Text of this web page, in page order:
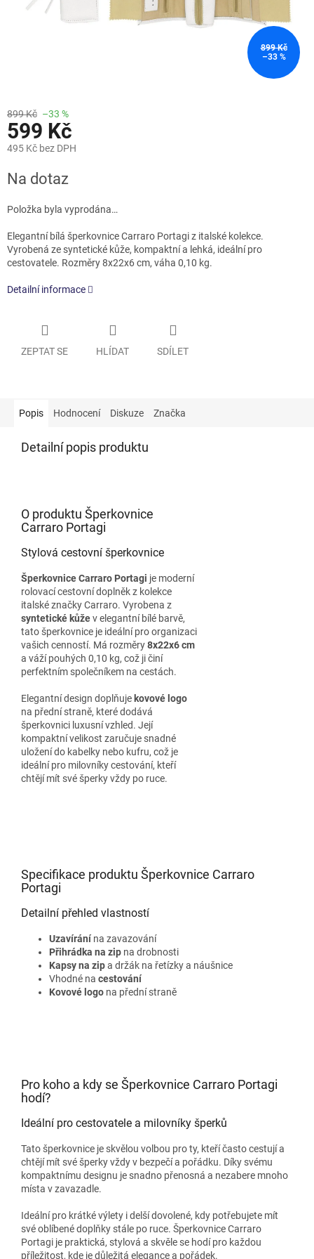
899 Kč
–33 %
899 Kč –33 %
599 Kč
495 Kč bez DPH
cena:
Na dotaz
Položka byla vyprodána…
Elegantní bílá šperkovnice Carraro Portagi z italské kolekce.
Vyrobená ze syntetické kůže, kompaktní a lehká, ideální pro
cestovatele. Rozměry 8x22x6 cm, váha 0,10 kg.
Detailní informace
ZEPTAT SE HLÍDAT SDÍLET
Popis Hodnocení Diskuze Značka
Detailní popis produktu
O produktu Šperkovnice
Carraro Portagi
Stylová cestovní šperkovnice
Šperkovnice Carraro Portagi je moderní
rolovací cestovní doplněk z kolekce
italské značky Carraro. Vyrobena z
syntetické kůžev elegantní bílé barvě,
tato šperkovnice je ideální pro organizaci
vašich cenností. Má rozměry8x22x6 cm
a váží pouhých 0,10 kg, což ji činí
perfektním společníkem na cestách.
Elegantní design doplňuje kovové logo
na přední straně, které dodává
šperkovnici luxusní vzhled. Její
kompaktní velikost zaručuje snadné
uložení do kabelky nebo kufru, což je
ideální pro milovníky cestování, kteří
chtějí mít své šperky vždy po ruce.
Specifikace produktu Šperkovnice Carraro
Portagi
Detailní přehled vlastností
Uzavírání na zavazování
Přihrádka na zip na drobnosti
Kapsy na zipa držák na řetízky a náušnice
Vhodné na cestování
Kovové logo na přední straně
Pro koho a kdy se Šperkovnice Carraro Portagi
hodí?
Ideální pro cestovatele a milovníky šperků
Tato šperkovnice je skvělou volbou pro ty, kteří často cestují a
chtějí mít své šperky vždy v bezpečí a pořádku. Díky svému
kompaktnímu designu je snadno přenosná a nezabere mnoho
místa v zavazadle.
Ideální pro krátké výlety i delší dovolené, kdy potřebujete mít
své oblíbené doplňky stále po ruce. Šperkovnice Carraro
Portagi je praktická, stylová a skvěle se hodí pro každou
příležitost, kde je důležitá elegance a pořádek.